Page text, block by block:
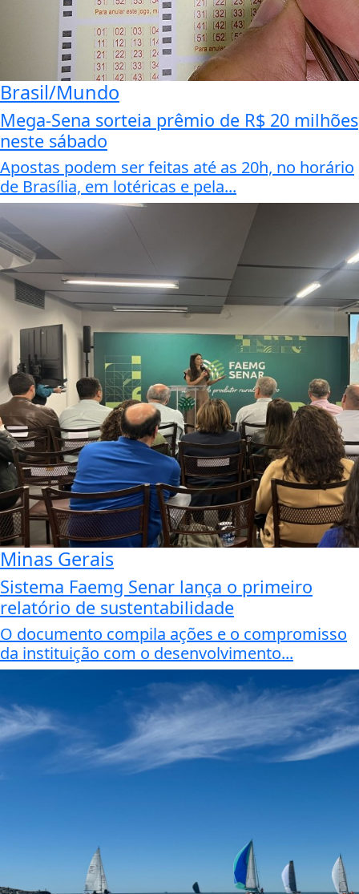
Brasil/Mundo
Mega-Sena sorteia prêmio de R$ 20 milhões
neste sábado
Apostas podem ser feitas até as 20h, no horário
de Brasília, em lotéricas e pela...
Minas Gerais
Sistema Faemg Senar lança o primeiro
relatório de sustentabilidade
O documento compila ações e o compromisso
da instituição com o desenvolvimento...